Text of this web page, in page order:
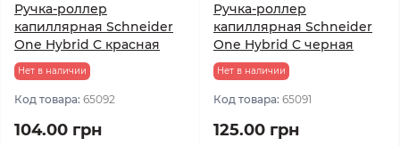
Ручка-роллер
капиллярная Schneider
One Hybrid C красная
Нет в наличии
Код товара: 65092
104.00 грн
Ручка-роллер
капиллярная Schneider
One Hybrid C черная
Нет в наличии
Код товара: 65091
125.00 грн